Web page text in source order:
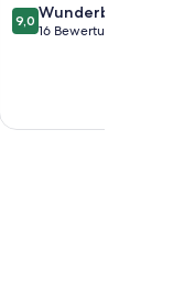
9.0
von
9,0 Wunderbar
16 Bewertungen